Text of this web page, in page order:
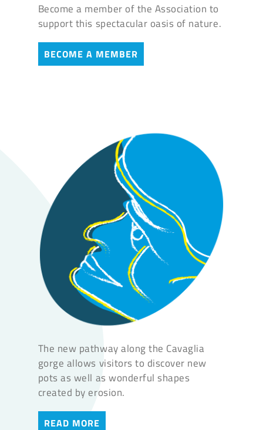
Become a member of the Association to
support this spectacular oasis of nature.
BECOME A MEMBER
The new pathway along the Cavaglia
gorge allows visitors to discover new
pots as well as wonderful shapes
created by erosion.
READ MORE